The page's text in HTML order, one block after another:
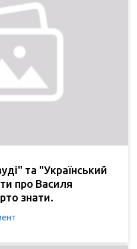
та "Український
про Василя
знати.